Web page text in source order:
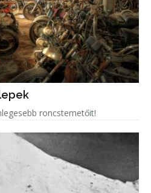
roncstemetőit!